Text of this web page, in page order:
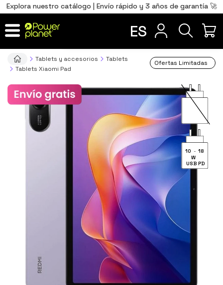
Explora nuestro catálogo | Envío rápido y 3 años de garantía 🚀
ES
Tablets y accesorios
Tablets
Tablets Xiaomi Pad
Ofertas Limitadas
10 - 18
W
USB PD
Total 0,00€
IR AL CARRITO
Português
PT
FR